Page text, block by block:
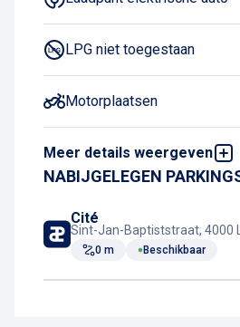
LPG niet toegestaan
Motorplaatsen
Meer details weergeven
Nacht-laadabonnement
NABIJGELEGEN
Cité
Sint-Jan-Baptiststraat, 4000
0 m Beschikbaar